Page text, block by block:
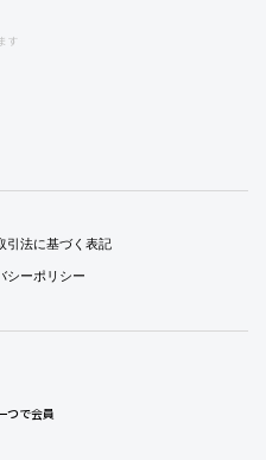
す
引法に基づく表記
シーポリシー
つで会員